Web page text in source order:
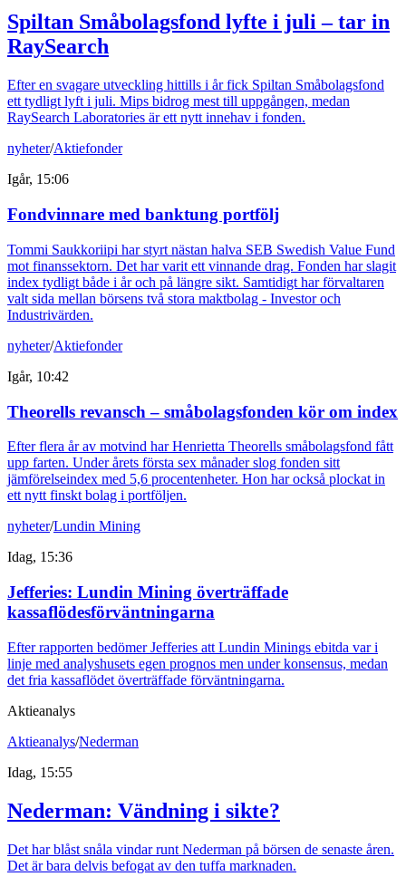
Spiltan Småbolagsfond lyfte i juli – tar in
RaySearch
Efter en svagare utveckling hittills i år fick Spiltan Småbolagsfond
ett tydligt lyft i juli. Mips bidrog mest till uppgången, medan
RaySearch Laboratories är ett nytt innehav i fonden.
nyheter/Aktiefonder
Igår, 15:06
Fondvinnare med banktung portfölj
Tommi Saukkoriipi har styrt nästan halva SEB Swedish Value Fund
mot finanssektorn. Det har varit ett vinnande drag. Fonden har slagit
index tydligt både i år och på längre sikt. Samtidigt har förvaltaren
valt sida mellan börsens två stora maktbolag - Investor och
Industrivärden.
nyheter/Aktiefonder
Igår, 10:42
Theorells revansch – småbolagsfonden kör om index
Efter flera år av motvind har Henrietta Theorells småbolagsfond fått
upp farten. Under årets första sex månader slog fonden sitt
jämförelseindex med 5,6 procentenheter. Hon har också plockat in
ett nytt finskt bolag i portföljen.
nyheter/Lundin Mining
Idag, 15:36
Jefferies: Lundin Mining överträffade
kassaflödesförväntningarna
Efter rapporten bedömer Jefferies att Lundin Minings ebitda var i
linje med analyshusets egen prognos men under konsensus, medan
det fria kassaflödet överträffade förväntningarna.
Aktieanalys
Aktieanalys/Nederman
Idag, 15:55
Nederman: Vändning i sikte?
Det har blåst snåla vindar runt Nederman på börsen de senaste åren.
Det är bara delvis befogat av den tuffa marknaden.